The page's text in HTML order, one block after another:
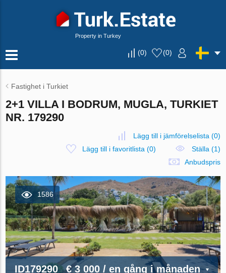
Property in Turkey
(0) (0)
Fastighet i Turkiet
2+1 VILLA I BODRUM, MUGLA, TURKIET
NR. 179290
Lägg till i jämförelselista (0)
Lägg till i favoritlista (0)
Ställa (1)
Anbudspris
1586
ID179290 € 3 000/ en gång i månaden